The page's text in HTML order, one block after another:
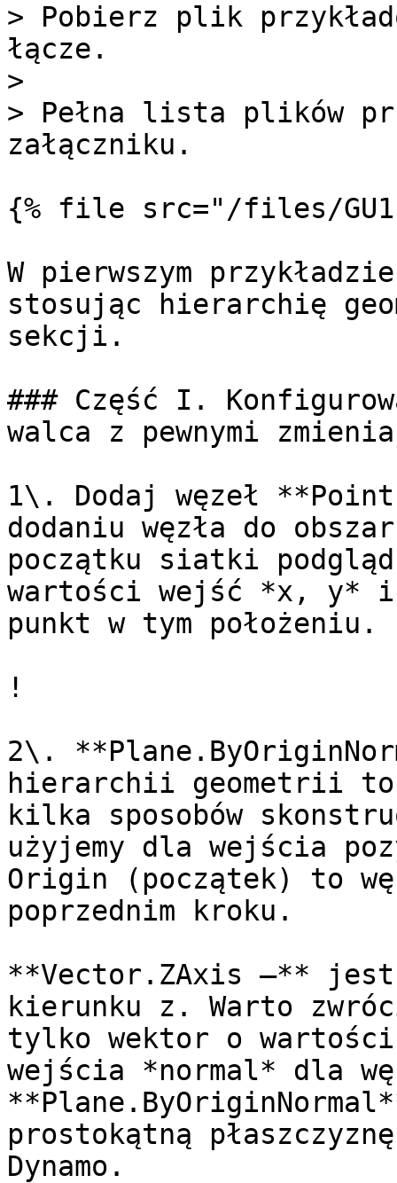
> Pobierz plik
łącze.
>
> Pełna lista plików
załączniku.
{% file src="/files/
W pierwszym
stosując hierarchię
sekcji.
### Część I.
walca z pewnymi
1\. Dodaj węzeł
dodaniu węzła do
początku siatki
wartości wejść *x, y*
punkt w tym położeniu.
!
2\.
hierarchii geometrii
kilka sposobów
użyjemy dla wejścia
Origin (początek) to
poprzednim kroku.
**Vector.ZAxis —** jest
kierunku z. Warto
tylko wektor o
wejścia *normal* dla
prostokątną
Dynamo.